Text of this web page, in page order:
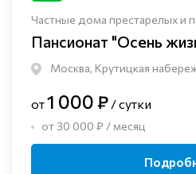
Частные дома престарелых и
Пансионат "Осень
Москва, Крутицкая
от1 000 ₽ / сутки
от 30 000 ₽ / месяц